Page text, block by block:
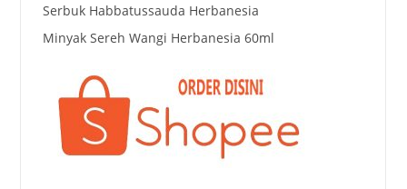
Serbuk Habbatussauda Herbanesia
Minyak Sereh Wangi Herbanesia 60ml